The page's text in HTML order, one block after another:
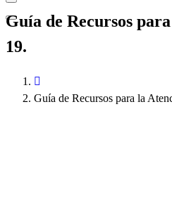
Guía de Recursos
19.
Guía de Recursos para la